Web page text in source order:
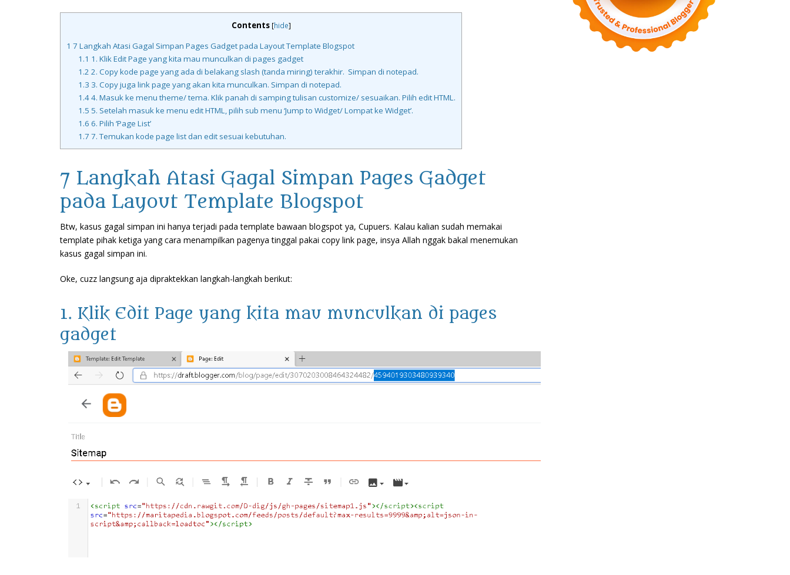
Contents [hide]
1 7 Langkah Atasi Gagal Simpan Pages Gadget pada Layout Template Blogspot
1.1 1. Klik Edit Page yang kita mau munculkan di pages gadget
1.2 2. Copy kode page yang ada di belakang slash (tanda miring) terakhir. Simpan di notepad.
1.3 3. Copy juga link page yang akan kita munculkan. Simpan di notepad.
1.44. Masuk ke menu theme/ tema. Klik panah di samping tulisan customize/ sesuaikan. Pilih edit HTML.
1.5 5. Setelah masuk ke menu edit HTML, pilih sub menu ‘Jump to Widget/ Lompat ke Widget’.
1.6 6. Pilih ‘Page List’
1.7 7. Temukan kode page list dan edit sesuai kebutuhan.
7 Langkah Atasi Gagal Simpan Pages Gadget
pada Layout Template Blogspot
Btw, kasus gagal simpan ini hanya terjadi pada template bawaan blogspot ya, Cupuers. Kalau kalian sudah memakai
template pihak ketiga yang cara menampilkan pagenya tinggal pakai copy link page, insya Allah nggak bakal menemukan
kasus gagal simpan ini.
Oke, cuzz langsung aja dipraktekkan langkah-langkah berikut:
1. Klik Edit Page yang kita mau munculkan di pages
gadget